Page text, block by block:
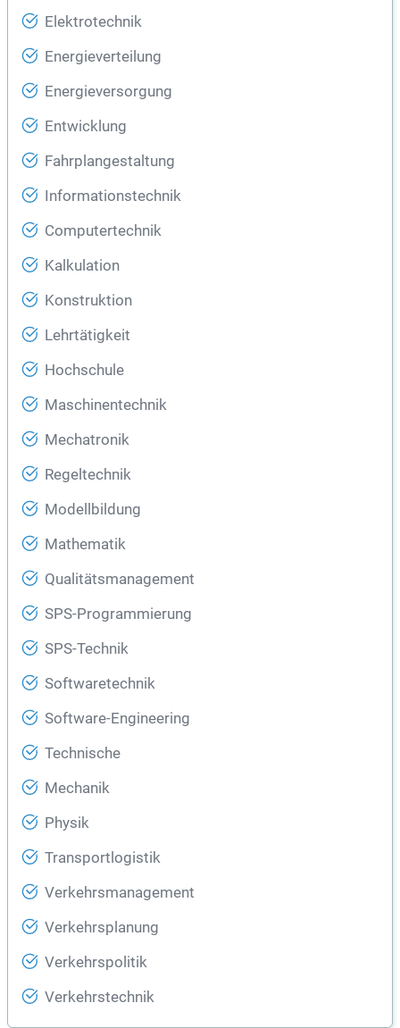
Elektrotechnik
Energieverteilung
Energieversorgung
Entwicklung
Fahrplangestaltung
Informationstechnik
Computertechnik
Kalkulation
Konstruktion
Lehrtätigkeit
Hochschule
Maschinentechnik
Mechatronik
Regeltechnik
Modellbildung
Mathematik
Qualitätsmanagement
SPS-Programmierung
SPS-Technik
Softwaretechnik
Software-Engineering
Technische
Mechanik
Physik
Transportlogistik
Verkehrsmanagement
Verkehrsplanung
Verkehrspolitik
Verkehrstechnik